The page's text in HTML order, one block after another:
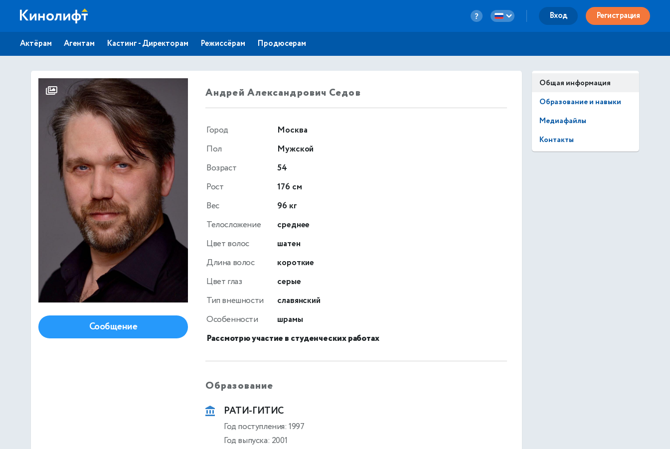
Вход Регистрация
Актёрам Агентам Кастинг - Директорам Режиссёрам Продюсерам
Сообщение
Андрей Александрович Седов
Город
Москва
Пол
Мужской
Возраст
54
Рост
176 см
Вес
96 кг
Телосложение
среднее
Цвет волос
шатен
Длина волос
короткие
Цвет глаз
серые
Тип внешности
славянский
Особенности
шрамы
Рассмотрю участие в студенческих работах
Образование
РАТИ-ГИТИС
Год поступления: 1997
Год выпуска: 2001
Общая информация
Образование и навыки
Медиафайлы
Контакты